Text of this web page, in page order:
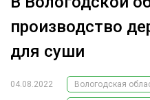
ЛЕСНОЕ ХОЗЯЙСТВО
ЭКСПЕРТНОЕ МНЕНИЕ
производство
для суши
04.08.2022 Вологодская